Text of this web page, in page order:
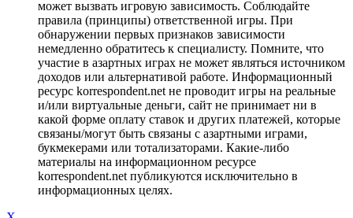
может вызвать игровую зависимость. Соблюдайте
правила (принципы) ответственной игры. При
обнаружении первых признаков зависимости
немедленно обратитесь к специалисту. Помните, что
участие в азартных играх не может являться источником
доходов или альтернативой работе. Информационный
ресурс korrespondent.net не проводит игры на реальные
и/или виртуальные деньги, сайт не принимает ни в
какой форме оплату ставок и других платежей, которые
связаны/могут быть связаны с азартными играми,
букмекерами или тотализаторами. Какие-либо
материалы на информационном ресурсе
korrespondent.net публикуются исключительно в
информационных целях.